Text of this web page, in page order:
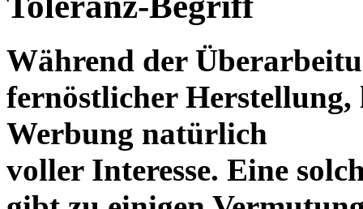
Während der
fernöstlicher Herstellung,
Werbung natürlich
voller Interesse. Eine